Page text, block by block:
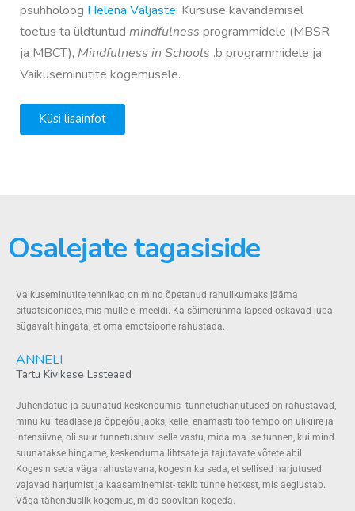
psühholoog Helena Väljaste. Kursuse kavandamisel
toetus ta üldtuntud mindfulness programmidele (MBSR
ja MBCT), Mindfulness in Schools .b programmidele ja
Vaikuseminutite kogemusele.
Küsi lisainfot
Osalejate tagasiside
Vaikuseminutite tehnikad on mind õpetanud rahulikumaks jääma
situatsioonides, mis mulle ei meeldi. Ka sõimerühma lapsed oskavad juba
sügavalt hingata, et oma emotsioone rahustada.
ANNELI
Tartu Kivikese Lasteaed
Juhendatud ja suunatud keskendumis- tunnetusharjutused on rahustavad,
minu kui teadlase ja õppejõu jaoks, kellel enamasti töö tempo on ülikiire ja
intensiivne, oli suur tunnetushuvi selle vastu, mida ma ise tunnen, kui mind
suunatakse hingame, keskenduma lihtsate ja tajutavate võtete abil.
Kogesin seda väga rahustavana, kogesin ka seda, et sellised harjutused
vajavad harjumist ja kaasaminemist- tekib tunne hetkest, mis aeglustab.
Väga tähenduslik kogemus, mida soovitan kogeda.